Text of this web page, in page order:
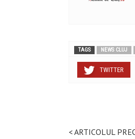
TAGS NEWS CLUJ
TWITTER
< ARTICOLUL